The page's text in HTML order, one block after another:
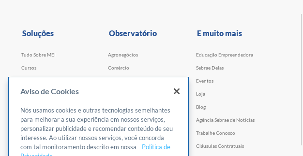
Soluções
Tudo Sobre MEI
Cursos
Consultorias
Faculdade Sebrae
Webinars
Empretec
PGA
Observatório
Agronegócios
Comércio
Tecnologia e Startups
E muito mais
Educação Empreendedora
Sebrae Delas
Eventos
Loja
Blog
Agência Sebrae de Notícias
Trabalhe Conosco
Cláusulas Contratuais
Aviso de Cookies
Nós usamos cookies e outras tecnologias semelhantes
para melhorar a sua experiência em nossos serviços,
personalizar publicidade e recomendar conteúdo de seu
interesse. Ao utilizar nossos serviços, você concorda
com tal monitoramento descrito em nossa
Política de